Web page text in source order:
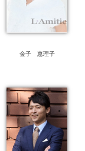
金子 恵理子